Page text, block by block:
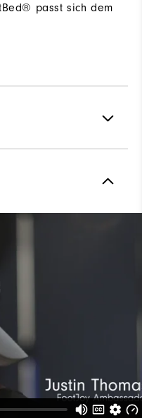
passt sich dem
StratoFoam | Leicht zu
Dir 1 Jahr Garantie
Pulsar mit niedrigem
Moderate